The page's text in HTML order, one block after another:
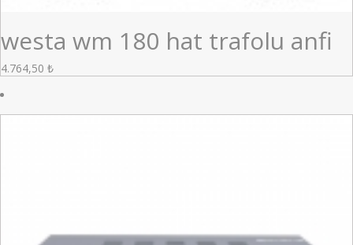
westa wm 180 hat trafolu anfi
4.764,50 ₺